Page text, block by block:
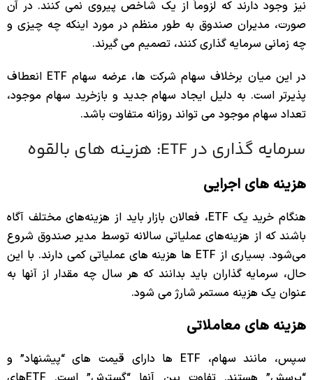
نیز وجود دارند که لزوماً از یک شاخص پیروی نمی کنند. در آن
صورت، مدیران صندوق به طور منظم در مورد اینکه چه چیزی و
چه زمانی سرمایه گذاری کنند، تصمیم می گیرند.
در این میان برخلاف سهام شرکت ها، عرضه سهام ETF انعطاف
پذیرتر است. به دلیل ایجاد سهام جدید و بازخرید سهام موجود،
تعداد سهام موجود می تواند روزانه متفاوت باشد.
سرمایه گذاری در ETF: هزینه های بالقوه
هزینه های اجرایی
هنگام خرید یک ETF، فعالان بازار باید از هزینه‌های مختلف آگاه
باشند که از هزینه‌های عملیاتی سالانه توسط مدیر صندوق شروع
می‌شود. بسیاری از ETF ها هزینه های عملیاتی کمی دارند. با این
حال، سرمایه گذاران باید بدانند که هر سال چه مقدار از آنها به
عنوان یک هزینه مستمر شارژ می شود.
هزینه های معاملاتی
سپس، مانند سهام، ETF ها دارای قیمت های “پیشنهاد” و